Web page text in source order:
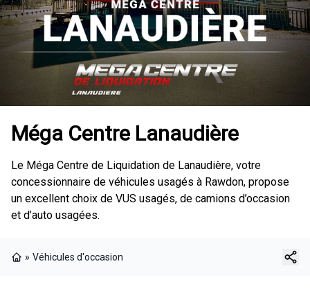
Méga Centre Lanaudière
Le Méga Centre de Liquidation de Lanaudière, votre
concessionnaire de véhicules usagés à Rawdon, propose
un excellent choix de VUS usagés, de camions d’occasion
et d’auto usagées.
» Véhicules d'occasion